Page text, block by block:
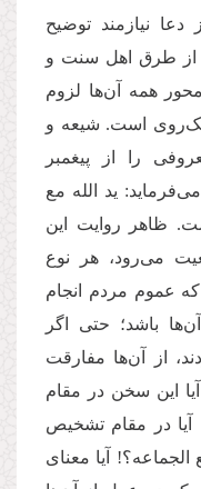
نیازمند توضیح
از طرق اهل سنت و
همه آن‌ها لزوم
تک‌روی است. شیعه و
را از پیغمبر
ید الله مع
ظاهر روایت این
می‌رود، هر نوع
عموم مردم انجام
باشد؛ حتی اگر
از آن‌ها مفارقت
این سخن در مقام
در مقام تشخیص
آیا معنای